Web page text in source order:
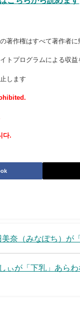
著作権はすべて著作者に
トプログラムによる収益
します
다.
美奈（みなぽち）が
ぃが「下乳」あら